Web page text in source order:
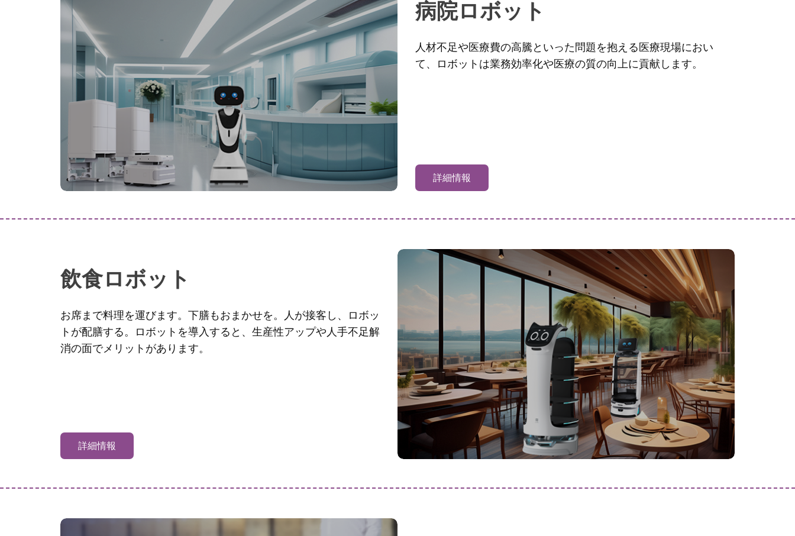
病院ロボット
人材不足や医療費の高騰といった問題を抱える医療現場におい
て、ロボットは業務効率化や医療の質の向上に貢献します。
詳細情報
飲食ロボット
お席まで料理を運びます。下膳もおまかせを。人が接客し、ロボッ
トが配膳する。​ロボットを導入すると、生産性アップや人手不足解
消の面でメリットがあります。
詳細情報